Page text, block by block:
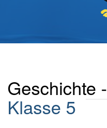
Geschichte -
Klasse 5